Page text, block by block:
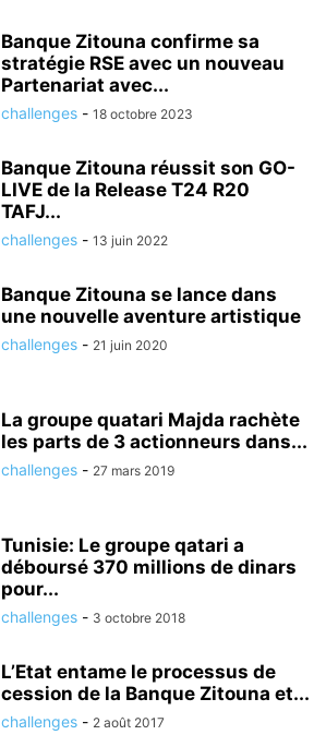
Banque Zitouna confirme sa
stratégie RSE avec un nouveau
Partenariat avec...
challenges - 18 octobre 2023
Banque Zitouna réussit son GO-
LIVE de la Release T24 R20
TAFJ...
challenges - 13 juin 2022
Banque Zitouna se lance dans
une nouvelle aventure artistique
challenges - 21 juin 2020
La groupe quatari Majda rachète
les parts de 3 actionneurs dans...
challenges - 27 mars 2019
Tunisie: Le groupe qatari a
déboursé 370 millions de dinars
pour...
challenges - 3 octobre 2018
L’Etat entame le processus de
cession de la Banque Zitouna et...
challenges - 2 août 2017